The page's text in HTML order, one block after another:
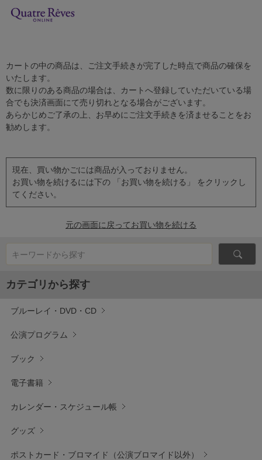
カートの中の商品は、ご注文手続きが完了した時点で商品の確保を
いたします。
数に限りのある商品の場合は、カートへ登録していただいている場
合でも決済画面にて売り切れとなる場合がございます。
あらかじめご了承の上、お早めにご注文手続きを済ませることをお
勧めします。
現在、買い物かごには商品が入っておりません。
お買い物を続けるには下の 「お買い物を続ける」 をクリックし
てください。
元の画面に戻ってお買い物を続ける
キーワードから探す
カテゴリから探す
ブルーレイ・DVD・CD
公演プログラム
ブック
電子書籍
カレンダー・スケジュール帳
グッズ
ポストカード・ブロマイド（公演ブロマイド以外）